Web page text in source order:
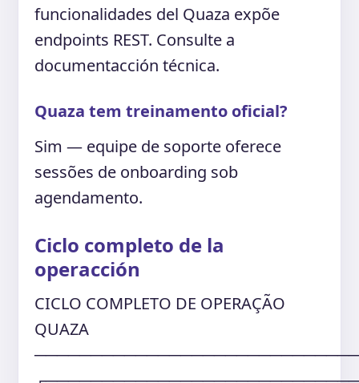
funcionalidades del Quaza expõe
endpoints REST. Consulte a
documentacción técnica.
Quaza tem treinamento oficial?
Sim — equipe de soporte oferece
sessões de onboarding sob
agendamento.
Ciclo completo de la
operacción
CICLO COMPLETO DE OPERAÇÃO
QUAZA